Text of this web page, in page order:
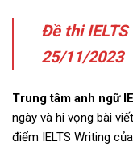
Đề thi
25/11/2023
Trung tâm anh ngữ
ngày và hi vọng bài
điểm IELTS Writing